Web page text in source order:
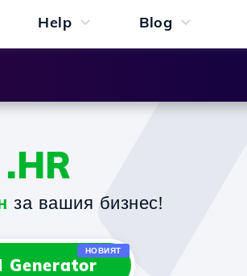
Help Blog
.HR
за вашия бизнес!
Generator
НОВИЯТ